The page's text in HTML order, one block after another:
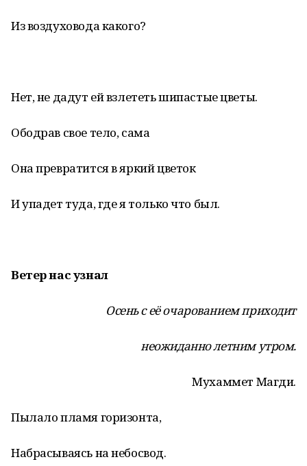
Из воздуховода какого?
Нет, не дадут ей взлететь шипастые цветы.
Ободрав свое тело, сама
Она превратится в яркий цветок
И упадет туда, где я только что был.
Ветер нас узнал
Осень с её очарованием приходит
неожиданно летним утром.
Мухаммет Магди.
Пылало пламя горизонта,
Набрасываясь на небосвод.